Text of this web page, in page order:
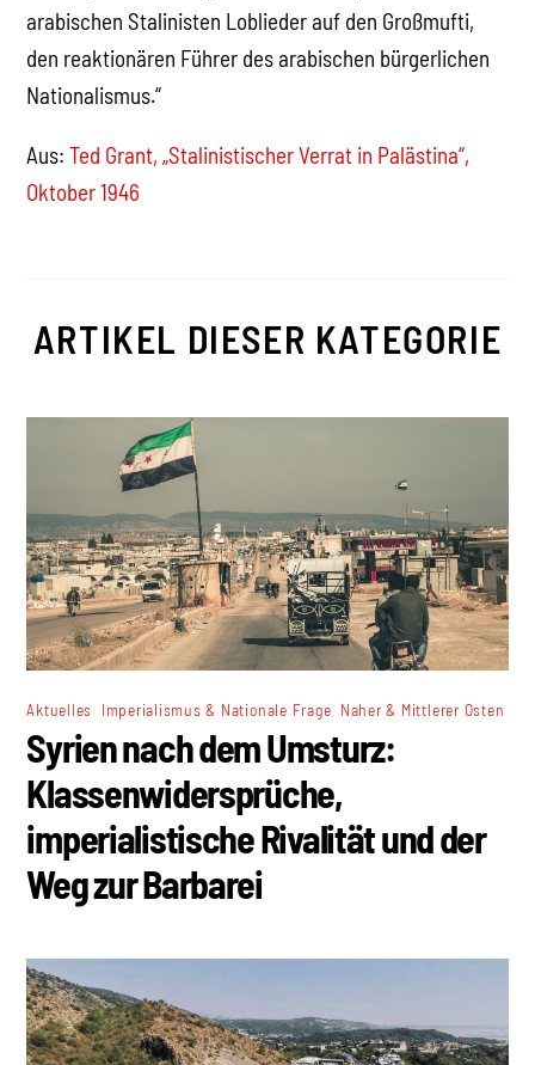
arabischen Stalinisten Loblieder auf den Großmufti,
den reaktionären Führer des arabischen bürgerlichen
Nationalismus.“
Aus:Ted Grant, „Stalinistischer Verrat in Palästina“,
Oktober 1946
ARTIKEL DIESER KATEGORIE
Aktuelles Imperialismus & Nationale Frage Naher & Mittlerer Osten
Syrien nach dem Umsturz:
Klassenwidersprüche,
imperialistische Rivalität und der
Weg zur Barbarei